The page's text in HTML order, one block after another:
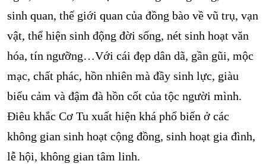
sinh quan, thế giới quan của đồng bào về vũ trụ, vạn
vật, thể hiện sinh động đời sống, nét sinh hoạt văn
hóa, tín ngưỡng…Với cái đẹp dân dã, gần gũi, mộc
mạc, chất phác, hồn nhiên mà đầy sinh lực, giàu
biểu cảm và đậm đà hồn cốt của tộc người mình.
Điêu khắc Cơ Tu xuất hiện khá phổ biến ở các
không gian sinh hoạt cộng đồng, sinh hoạt gia đình,
lễ hội, không gian tâm linh.